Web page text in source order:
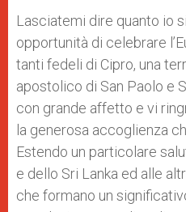
Lasciatemi dire quanto io
opportunità di celebrare
tanti fedeli di Cipro, una
apostolico di San Paolo e
con grande affetto e vi
la generosa accoglienza
Estendo un particolare
e dello Sri Lanka ed alle
che formano un